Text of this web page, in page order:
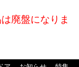
廃盤になりま